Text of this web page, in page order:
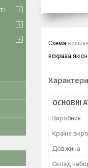
Схема
яскрава
ОСНОВНІ
Виробник
Країна
Довжина
Склад